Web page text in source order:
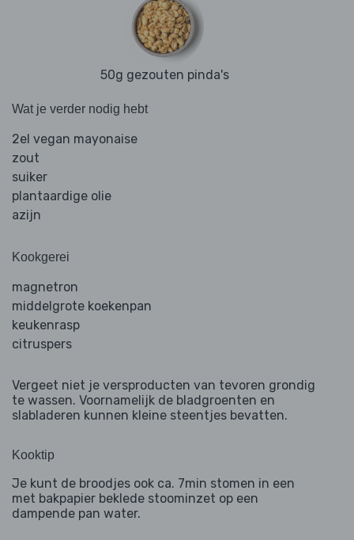
50g gezouten pinda's
Wat je verder nodig hebt
2el vegan mayonaise
zout
suiker
plantaardige olie
azijn
Kookgerei
magnetron
middelgrote koekenpan
keukenrasp
citruspers
Vergeet niet je versproducten van tevoren grondig
te wassen. Voornamelijk de bladgroenten en
slabladeren kunnen kleine steentjes bevatten.
Kooktip
Je kunt de broodjes ook ca. 7min stomen in een
met bakpapier beklede stoominzet op een
dampende pan water.